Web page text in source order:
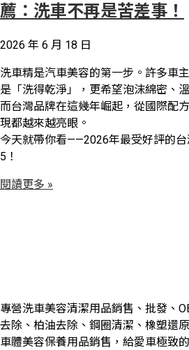
薦：洗車不再是苦差事！
2026 年 6 月 18 日
洗車精是汽車美容的第一步。許多車
是「洗得乾淨」，更希望泡沫綿密、
而台灣品牌在這幾年崛起，從國際配
現都越來越亮眼。
今天就帶你看——2026年最受好評的
5！
閱讀更多 »
專營洗車美容清潔用品銷售、批發、
去除、柏油去除、鋼圈清潔、橡塑還
車體美容保養用品銷售，給愛車極致